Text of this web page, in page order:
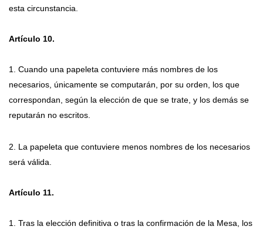
esta circunstancia.
Artículo 10.
1. Cuando una papeleta contuviere más nombres de los
necesarios, únicamente se computarán, por su orden, los que
correspondan, según la elección de que se trate, y los demás se
reputarán no escritos.
2. La papeleta que contuviere menos nombres de los necesarios
será válida.
Artículo 11.
1. Tras la elección definitiva o tras la confirmación de la Mesa, los